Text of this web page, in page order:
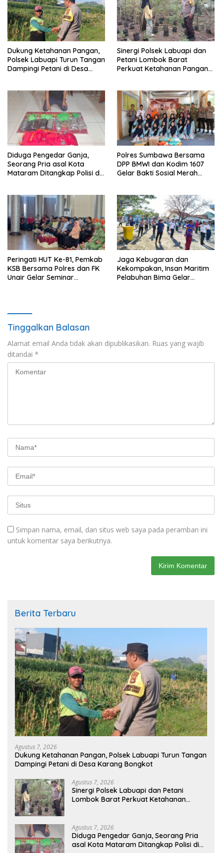
Dukung Ketahanan Pangan,
Polsek Labuapi Turun Tangan
Dampingi Petani di Desa
Sinergi Polsek Labuapi dan
Petani Lombok Barat
Perkuat Ketahanan Pangan
Diduga Pengedar Ganja,
Seorang Pria asal Kota
Mataram Ditangkap Polisi di
Polres Sumbawa Bersama
DPP BMWI dan Kodim 1607
Gelar Bakti Sosial Merah
Peringati HUT Ke-81, Pemkab
KSB Bersama Polres dan FK
Unair Gelar Seminar
Jaga Kebugaran dan
Kekompakan, Insan Maritim
Pelabuhan Bima Gelar
Tinggalkan Balasan
Alamat email Anda tidak akan dipublikasikan. Ruas yang wajib
ditandai *
Simpan nama, email, dan situs web saya pada peramban ini
untuk komentar saya berikutnya.
Berita Terbaru
Agustus 7, 2026
Dukung Ketahanan Pangan, Polsek Labuapi Turun Tangan
Dampingi Petani di Desa Karang Bongkot
Agustus 7, 2026
Sinergi Polsek Labuapi dan Petani
Lombok Barat Perkuat Ketahanan
Agustus 7, 2026
Diduga Pengedar Ganja, Seorang Pria
asal Kota Mataram Ditangkap Polisi di